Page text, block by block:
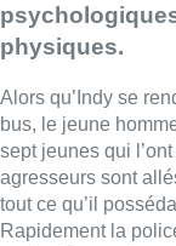
physiques.
Alors qu’Indy se
bus, le jeune
sept jeunes qui
agresseurs sont
tout ce qu’il
Rapidement la